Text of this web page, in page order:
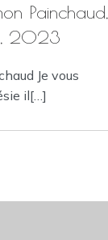
Painchaud,
2023
Je vous
il[…]